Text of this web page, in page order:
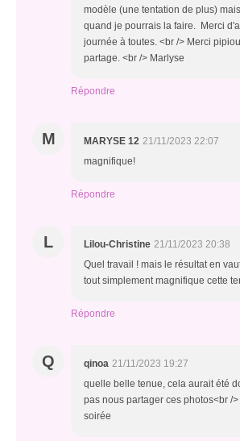
modèle (une tentation de plus)
quand je pourrais la faire. Merci
journée à toutes. <br /> Merci
partage. <br /> Marlyse
Répondre
M MARYSE 12 21/11/2023 22:07
magnifique!
Répondre
L Lilou-Christine 21/11/2023 20:38
Quel travail ! mais le résultat en
tout simplement magnifique cette
Répondre
Q qinoa 21/11/2023 19:27
quelle belle tenue, cela aurait été
pas nous partager ces photos<br /
soirée